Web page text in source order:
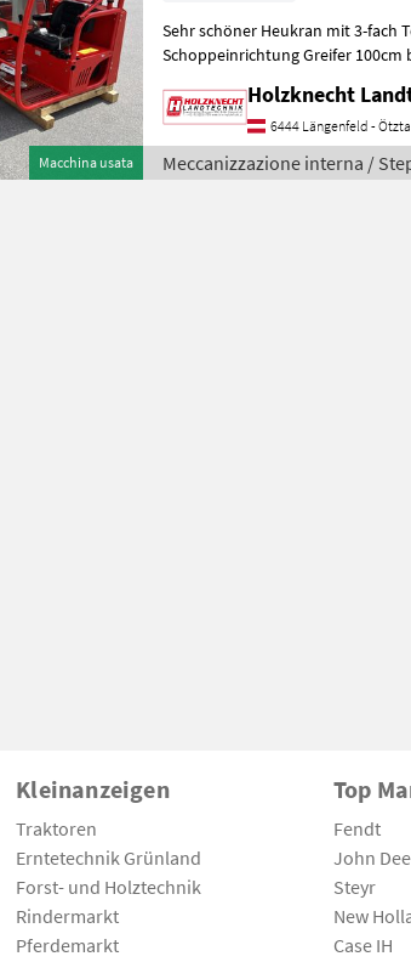
Macchina usata
Sehr schöner Heukran mit 3-fach
Schoppeinrichtung Greifer 100cm breit
Holzknecht
6444 Längenfeld -
Meccanizzazione interna /
Kleinanzeigen
Traktoren
Erntetechnik Grünland
Forst- und Holztechnik
Rindermarkt
Pferdemarkt
Top
Fendt
John
Steyr
New
Case IH